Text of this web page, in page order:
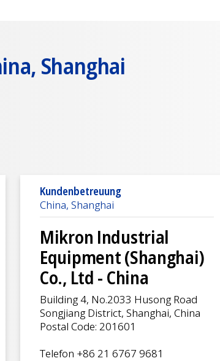
Shanghai
Kundenbetreuung
China, Shanghai
Mikron Industrial
Equipment (Shanghai)
Co., Ltd - China
Building 4, No.2033 Husong Road
Songjiang District, Shanghai, China
Postal Code: 201601
Telefon +86 21 6767 9681